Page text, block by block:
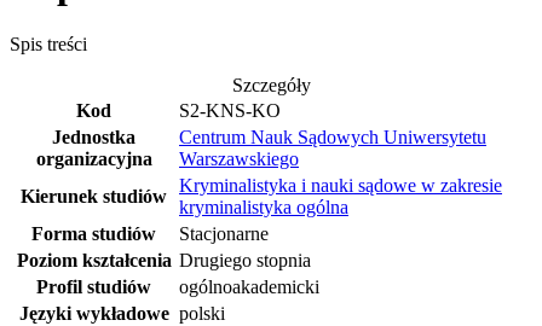
Spis treści
Szczegóły
Kod
S2-KNS-KO
Jednostka
organizacyjna
Centrum Nauk Sądowych Uniwersytetu
Warszawskiego
Kierunek studiów
Kryminalistyka i nauki sądowe w zakresie
kryminalistyka ogólna
Forma studiów
Stacjonarne
Poziom kształcenia Drugiego stopnia
Profil studiów
ogólnoakademicki
Języki wykładowe polski